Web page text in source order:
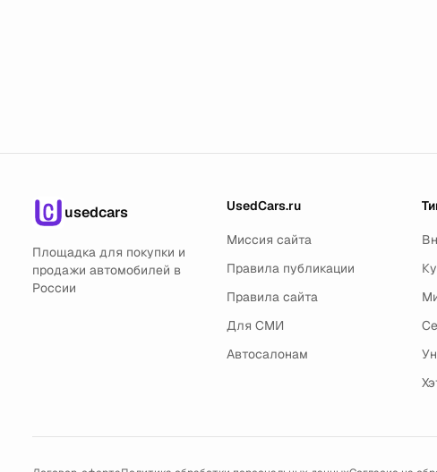
usedcars
Площадка для покупки и
продажи автомобилей в
России
UsedCars.ru
Миссия сайта
Правила публикации
Правила сайта
Для СМИ
Автосалонам